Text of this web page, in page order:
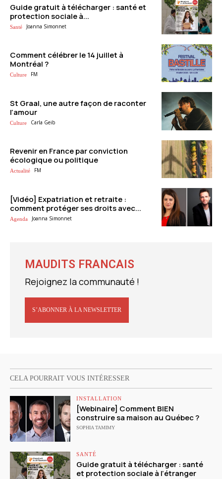
Guide gratuit à télécharger : santé et
protection sociale à...
Santé Joanna Simonnet
Comment célébrer le 14 juillet à
Montréal ?
Culture FM
St Graal, une autre façon de raconter
l’amour
Culture Carla Geib
Revenir en France par conviction
écologique ou politique
Actualité FM
[Vidéo] Expatriation et retraite :
comment protéger ses droits avec...
Agenda Joanna Simonnet
MAUDITS FRANCAIS
Rejoignez la communauté !
S’ABONNER À LA NEWSLETTER
CELA POURRAIT VOUS INTÉRESSER
INSTALLATION
[Webinaire] Comment BIEN
construire sa maison au Québec ?
SOPHIA TAMIMY
SANTÉ
Guide gratuit à télécharger : santé
et protection sociale à l’étranger